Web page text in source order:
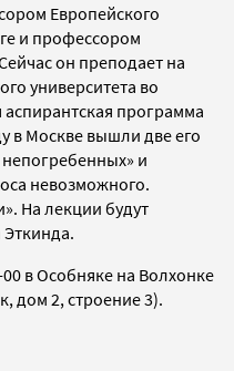
Европейского
и профессором
он преподает на
университета во
программа
в Москве вышли две его
и
невозможного.
На лекции будут
Эткинда.
в Особняке на Волхонке
дом 2, строение 3).